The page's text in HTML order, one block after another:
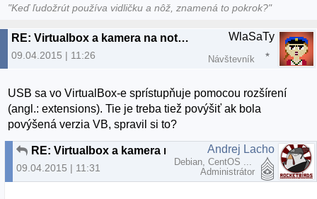
"Keď ľudožrút používa vidličku a nôž, znamená to pokrok?"
RE: Virtualbox a kamera na notebooku
09.04.2015 | 11:26
WlaSaTy
Návštevník
USB sa vo VirtualBox-e sprístupňuje pomocou rozšírení
(angl.: extensions). Tie je treba tiež povýšiť ak bola
povýšená verzia VB, spravil si to?
09.04.2015 | 11:31
Andrej Lacho
Debian, CentOS ...
Administrátor